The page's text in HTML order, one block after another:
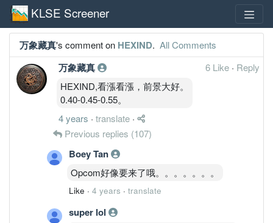
KLSE Screener
万象藏真's comment on HEXIND. All Comments
万象藏真 6 Like · Reply
HEXIND,看漲看漲，前景大好。
0.40-0.45-0.55。
4 years · translate ·
Previous replies (107)
Boey Tan
Opcom好像要来了哦。。。。。。。
Like · 4 years · translate
super lol